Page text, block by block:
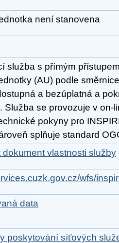
není stanovena
služba s přímým
(AU) podle
a bezúplatná a
Služba se provozuje v on-
pokyny pro
splňuje standard
dokument vlastnosti služby
wfs/
data
poskytování síťových